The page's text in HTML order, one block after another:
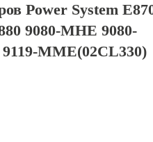
Power System
9080-MHE 9080-
MME(02CL330)